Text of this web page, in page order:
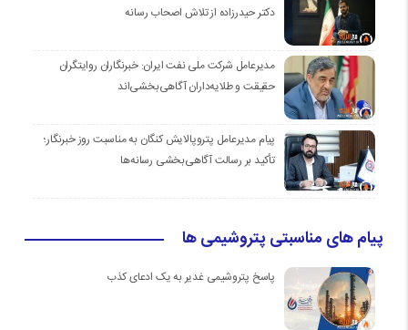
دکتر حیدرزاده از تلاش اصحاب رسانه
مدیرعامل شرکت ملی نفت ایران: خبرنگاران روایتگران
حقیقت و طلایه‌داران آگاهی‌بخشی‌اند
پیام مدیرعامل پتروپالایش کنگان به مناسبت روز خبرنگار؛
تأکید بر رسالت آگاهی‌بخشی رسانه‌ها
پیام های مناسبتی پتروشیمی ها
پاسخ پتروشیمی غدیر به یک ادعای کذب